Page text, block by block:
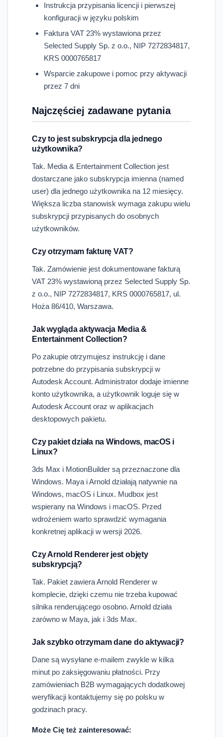
Instrukcja przypisania licencji i pierwszej
konfiguracji w języku polskim
Faktura VAT 23% wystawiona przez
Selected Supply Sp. z o.o., NIP 7272834817,
KRS 0000765817
Wsparcie zakupowe i pomoc przy aktywacji
przez 7 dni
Najczęściej zadawane pytania
Czy to jest subskrypcja dla jednego
użytkownika?
Tak. Media & Entertainment Collection jest
dostarczane jako subskrypcja imienna (named
user) dla jednego użytkownika na 12 miesięcy.
Większa liczba stanowisk wymaga zakupu wielu
subskrypcji przypisanych do osobnych
użytkowników.
Czy otrzymam fakturę VAT?
Tak. Zamówienie jest dokumentowane fakturą
VAT 23% wystawioną przez Selected Supply Sp.
z o.o., NIP 7272834817, KRS 0000765817, ul.
Hoża 86/410, Warszawa.
Jak wygląda aktywacja Media &
Entertainment Collection?
Po zakupie otrzymujesz instrukcję i dane
potrzebne do przypisania subskrypcji w
Autodesk Account. Administrator dodaje imienne
konto użytkownika, a użytkownik loguje się w
Autodesk Account oraz w aplikacjach
desktopowych pakietu.
Czy pakiet działa na Windows, macOS i
Linux?
3ds Max i MotionBuilder są przeznaczone dla
Windows. Maya i Arnold działają natywnie na
Windows, macOS i Linux. Mudbox jest
wspierany na Windows i macOS. Przed
wdrożeniem warto sprawdzić wymagania
konkretnej aplikacji w wersji 2026.
Czy Arnold Renderer jest objęty
subskrypcją?
Tak. Pakiet zawiera Arnold Renderer w
komplecie, dzięki czemu nie trzeba kupować
silnika renderującego osobno. Arnold działa
zarówno w Maya, jak i 3ds Max.
Jak szybko otrzymam dane do aktywacji?
Dane są wysyłane e-mailem zwykle w kilka
minut po zaksięgowaniu płatności. Przy
zamówieniach B2B wymagających dodatkowej
weryfikacji kontaktujemy się po polsku w
godzinach pracy.
Może Cię też zainteresować: